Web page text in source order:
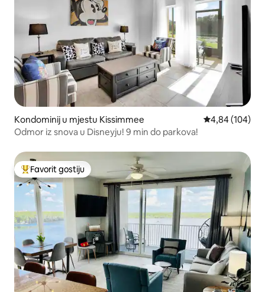
Kondominij u mjestu Kissimmee Prosječna
4,84 (104)
Odmor iz snova u Disneyju! 9 min do parkova!
Glavni favorit gostiju
Favorit gostiju